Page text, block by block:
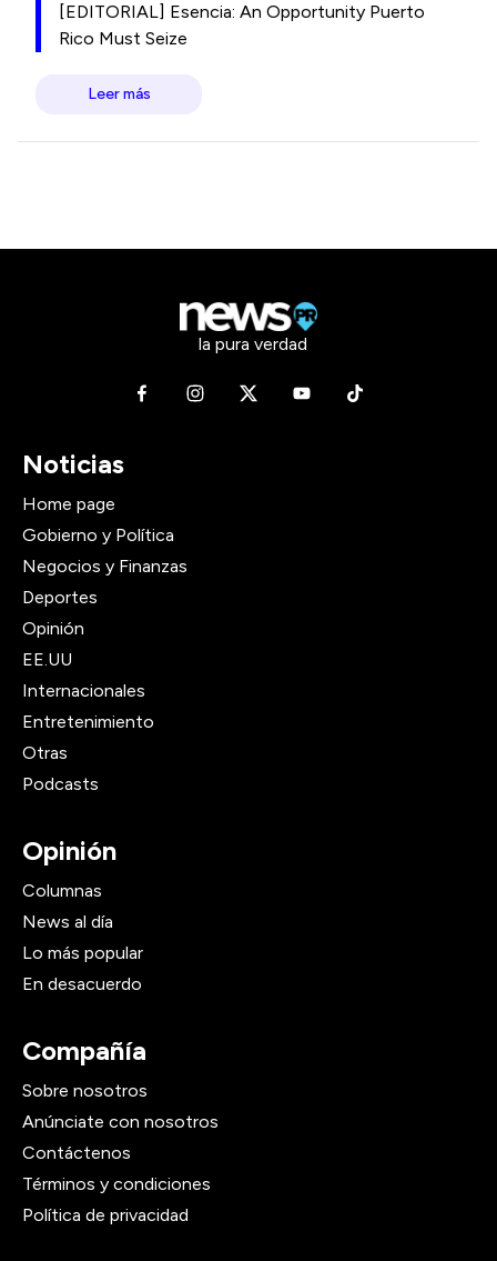
[EDITORIAL] Esencia: An Opportunity Puerto
Rico Must Seize
Leer más
la pura verdad
Noticias
Home page
Gobierno y Política
Negocios y Finanzas
Deportes
Opinión
EE.UU
Internacionales
Entretenimiento
Otras
Podcasts
Opinión
Columnas
News al día
Lo más popular
En desacuerdo
Compañía
Sobre nosotros
Anúnciate con nosotros
Contáctenos
Términos y condiciones
Política de privacidad